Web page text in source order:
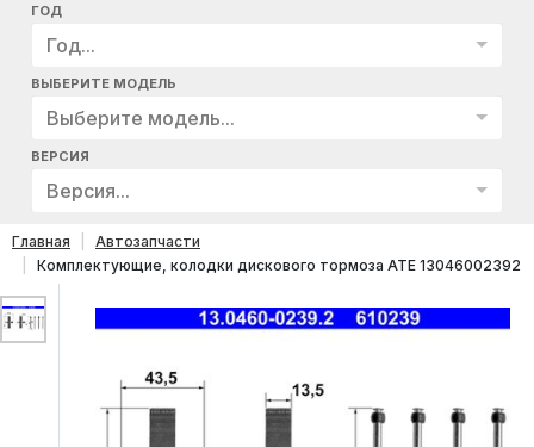
ГОД
Год...
ВЫБЕРИТЕ МОДЕЛЬ
Выберите модель...
ВЕРСИЯ
Версия...
Главная
Автозапчасти
Комплектующие, колодки дискового тормоза ATE 13046002392